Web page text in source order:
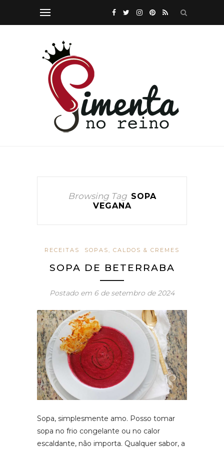
Browsing Tag SOPA
VEGANA
RECEITAS SOPAS, CALDOS & CREMES
SOPA DE BETERRABA
Postado em 6 de setembro de 2024
Sopa, simplesmente amo. Posso tomar
sopa no frio congelante ou no calor
escaldante, não importa. Qualquer sabor, a